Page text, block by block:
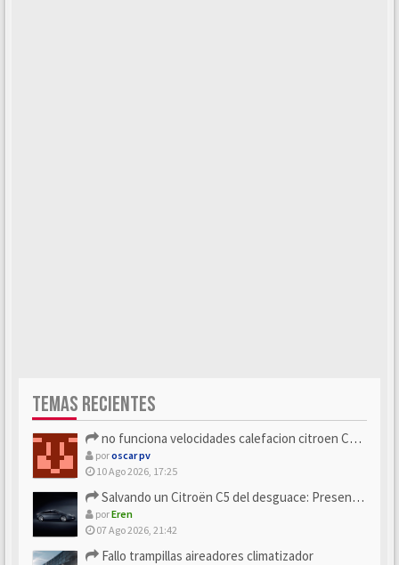
TEMAS RECIENTES
no funciona velocidades calefacion citroen C5 x7
poroscar pv
10 Ago 2026, 17:25
Salvando un Citroën C5 del desguace: Presentación y seguimiento
porEren
07 Ago 2026, 21:42
Fallo trampillas aireadores climatizador